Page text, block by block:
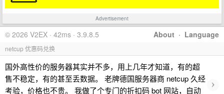
Advertisement
About · Language
© 2026 V2EX · 42ms · 3.9.8.5
netcup 优惠码兑换
国外高性价的服务器其实并不多，用上几年才知道，有的超
售不稳定，有的甚至丢数据。 老牌德国服务器商 netcup 久经
考验，价格也不贵。 我做了个专门的折扣码 bot 网站，自动
›